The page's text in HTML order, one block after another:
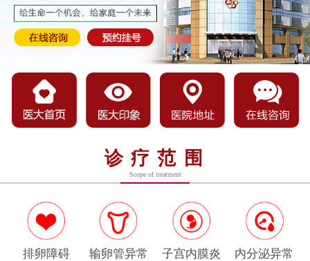
诊疗范围
Scope of treatment
排卵障碍 输卵管异常 子宫内膜炎 内分泌异常